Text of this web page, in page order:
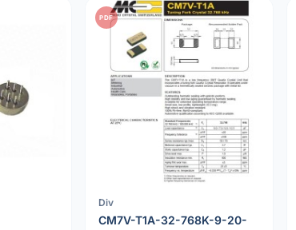
PDF
Div
CM7V-T1A-32-768K-9-20-